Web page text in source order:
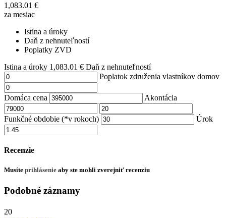
1,083.01 €
za mesiac
Istina a úroky
Daň z nehnuteľností
Poplatky ZVD
Istina a úroky 1,083.01 € Daň z nehnuteľností
Poplatok združenia vlastníkov domov
Domáca cena Akontácia
Funkčné obdobie (*v rokoch) Úrok
Recenzie
Musíte prihlásenie aby ste mohli zverejniť recenziu
Podobné záznamy
20